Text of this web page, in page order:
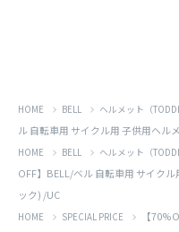
HOME BELL ヘルメット（
ル 自転車用 サイクル用 子供用ヘル
HOME BELL ヘルメット（
OFF】BELL/ベル 自転車用 サイク
ック) /UC
HOME SPECIAL PRICE
【